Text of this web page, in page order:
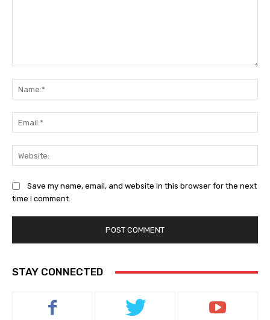
Save my name, email, and website in this browser for the next
time I comment.
STAY CONNECTED